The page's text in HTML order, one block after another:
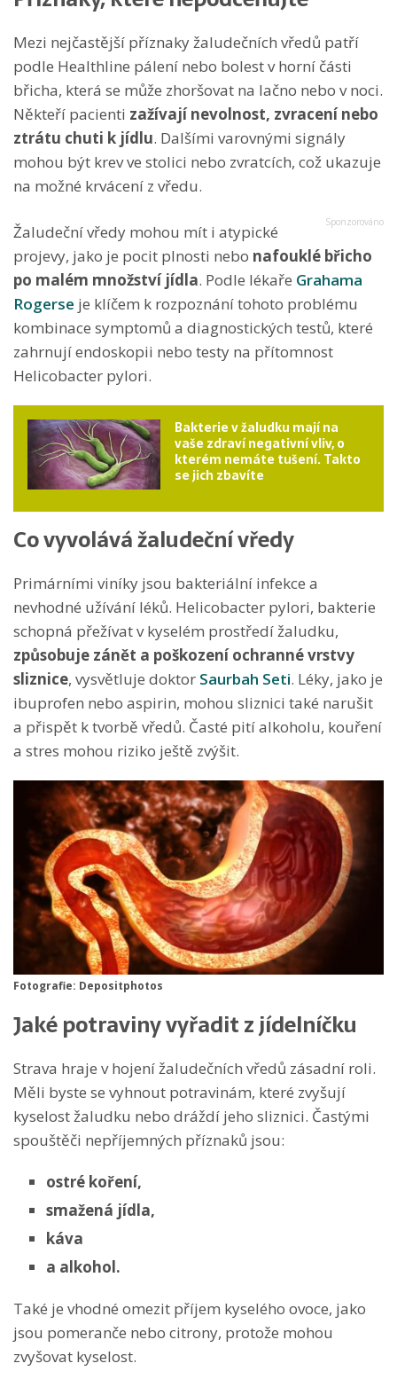
Mezi nejčastější příznaky žaludečních vředů patří
podle Healthline pálení nebo bolest v horní části
břicha, která se může zhoršovat na lačno nebo v noci.
Někteří pacienti zažívají nevolnost, zvracení nebo
ztrátu chuti k jídlu. Dalšími varovnými signály
mohou být krev ve stolici nebo zvratcích, což ukazuje
na možné krvácení z vředu.
Žaludeční vředy mohou mít i atypické
projevy, jako je pocit plnosti nebo nafouklé břicho
po malém množství jídla. Podle lékaře Grahama
Rogerse je klíčem k rozpoznání tohoto problému
kombinace symptomů a diagnostických testů, které
zahrnují endoskopii nebo testy na přítomnost
Helicobacter pylori.
Bakterie v žaludku mají na
vaše zdraví negativní vliv, o
kterém nemáte tušení. Takto
se jich zbavíte
Co vyvolává žaludeční vředy
Primárními viníky jsou bakteriální infekce a
nevhodné užívání léků. Helicobacter pylori, bakterie
schopná přežívat v kyselém prostředí žaludku,
způsobuje zánět a poškození ochranné vrstvy
sliznice, vysvětluje doktor Saurbah Seti. Léky, jako je
ibuprofen nebo aspirin, mohou sliznici také narušit
a přispět k tvorbě vředů. Časté pití alkoholu, kouření
a stres mohou riziko ještě zvýšit.
Fotografie: Depositphotos
Jaké potraviny vyřadit z jídelníčku
Strava hraje v hojení žaludečních vředů zásadní roli.
Měli byste se vyhnout potravinám, které zvyšují
kyselost žaludku nebo dráždí jeho sliznici. Častými
spouštěči nepříjemných příznaků jsou:
ostré koření,
smažená jídla,
káva
a alkohol.
Také je vhodné omezit příjem kyselého ovoce, jako
jsou pomeranče nebo citrony, protože mohou
zvyšovat kyselost.